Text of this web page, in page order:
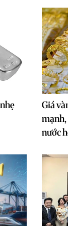
Giá
nước